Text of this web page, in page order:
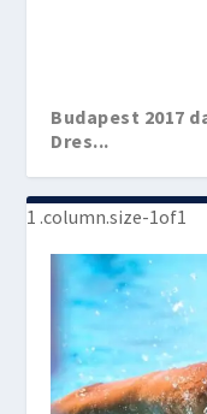
Budapest 2017
Dres...